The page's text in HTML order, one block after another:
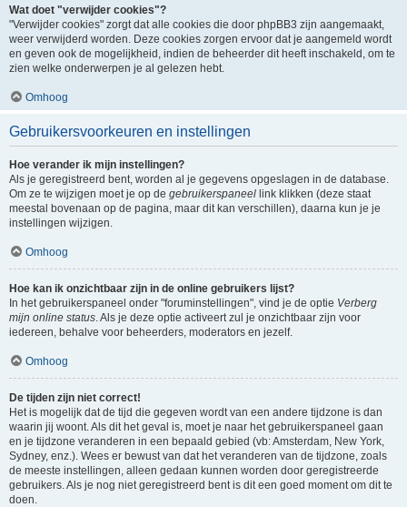
Wat doet "verwijder cookies"?
"Verwijder cookies" zorgt dat alle cookies die door phpBB3 zijn aangemaakt,
weer verwijderd worden. Deze cookies zorgen ervoor dat je aangemeld wordt
en geven ook de mogelijkheid, indien de beheerder dit heeft inschakeld, om te
zien welke onderwerpen je al gelezen hebt.
Omhoog
Gebruikersvoorkeuren en instellingen
Hoe verander ik mijn instellingen?
Als je geregistreerd bent, worden al je gegevens opgeslagen in de database.
Om ze te wijzigen moet je op de gebruikerspaneel link klikken (deze staat
meestal bovenaan op de pagina, maar dit kan verschillen), daarna kun je je
instellingen wijzigen.
Omhoog
Hoe kan ik onzichtbaar zijn in de online gebruikers lijst?
In het gebruikerspaneel onder "foruminstellingen", vind je de optie Verberg
mijn online status . Als je deze optie activeert zul je onzichtbaar zijn voor
iedereen, behalve voor beheerders, moderators en jezelf.
Omhoog
De tijden zijn niet correct!
Het is mogelijk dat de tijd die gegeven wordt van een andere tijdzone is dan
waarin jij woont. Als dit het geval is, moet je naar het gebruikerspaneel gaan
en je tijdzone veranderen in een bepaald gebied (vb: Amsterdam, New York,
Sydney, enz.). Wees er bewust van dat het veranderen van de tijdzone, zoals
de meeste instellingen, alleen gedaan kunnen worden door geregistreerde
gebruikers. Als je nog niet geregistreerd bent is dit een goed moment om dit te
doen.